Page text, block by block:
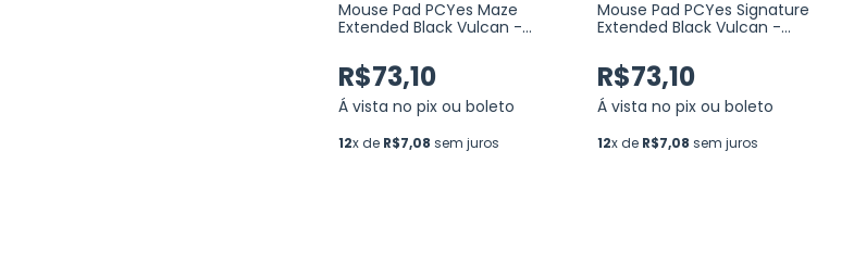
Mouse Pad PCYes Maze
Extended Black Vulcan -
(PMM90X42BV)
R$73,10
Á vista no pix ou boleto
12x de R$7,08 sem juros
Mouse Pad PCYes Signature
Extended Black Vulcan -
(PMS90X42BV)
R$73,10
Á vista no pix ou boleto
12x de R$7,08 sem juros